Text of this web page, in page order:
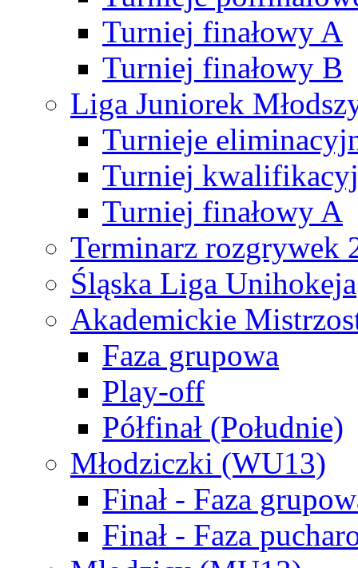
Turniej finałowy A
Turniej finałowy B
Liga Juniorek
Turnieje
Turniej
Turniej finałowy A
Terminarz rozgrywek
Śląska Liga Unihokeja
Akademickie
Faza grupowa
Play-off
Półfinał (Południe)
Młodziczki (WU13)
Finał - Faza
Finał - Faza